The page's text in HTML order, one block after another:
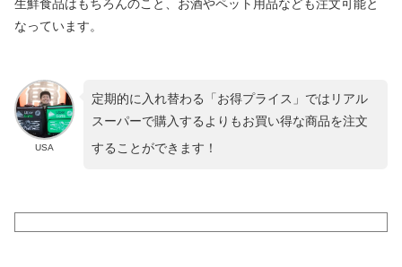
生鮮食品はもちろんのこと、お酒やペット用品なども注文可能と
なっています。
USA
定期的に入れ替わる「お得プライス」ではリアル
スーパーで購入するよりもお買い得な商品を注文
することができます！